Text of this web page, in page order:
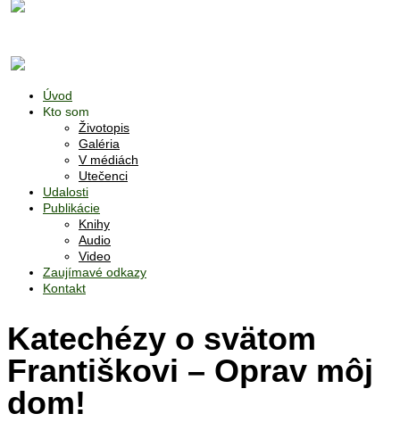
Úvod
Kto som
Životopis
Galéria
V médiách
Utečenci
Udalosti
Publikácie
Knihy
Audio
Video
Zaujímavé odkazy
Kontakt
Katechézy o svätom
Františkovi – Oprav môj
dom!